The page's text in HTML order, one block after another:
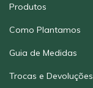
Produtos
Como Plantamos
Guia de Medidas
Trocas e Devoluções